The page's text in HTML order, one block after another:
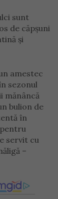
sunt
de căpșuni
și
amestec
sezonul
mănâncă
bulion de
în
servit cu
–